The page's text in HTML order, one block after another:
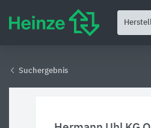
Suchergebnis